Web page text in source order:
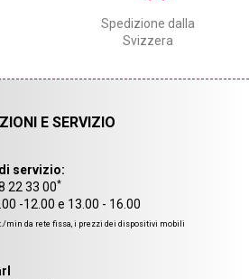
Spedizione dalla
Svizzera
E SERVIZIO
servizio:
22 33 00*
-12.00 e 13.00 - 16.00
min da rete fissa, i prezzi dei dispositivi mobili